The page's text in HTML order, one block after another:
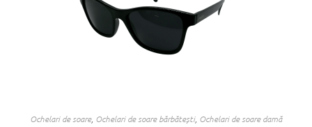
Ochelari de soare, Ochelari de soare bărbătești, Ochelari de soare damă